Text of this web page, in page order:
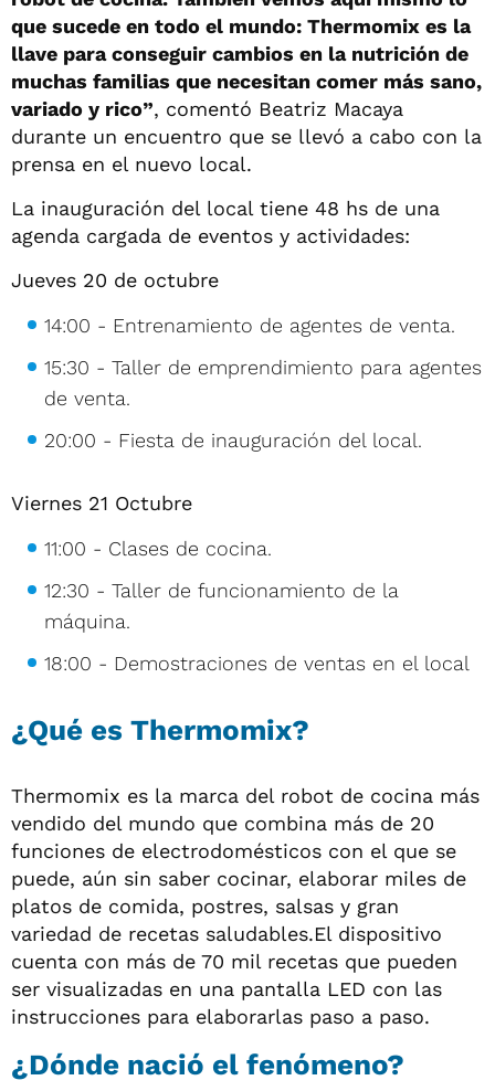
que sucede en todo el mundo: Thermomix es la
llave para conseguir cambios en la nutrición de
muchas familias que necesitan comer más sano,
variado y rico”, comentó Beatriz Macaya
durante un encuentro que se llevó a cabo con la
prensa en el nuevo local.
La inauguración del local tiene 48 hs de una
agenda cargada de eventos y actividades:
Jueves 20 de octubre
14:00 - Entrenamiento de agentes de venta.
15:30 - Taller de emprendimiento para agentes
de venta.
20:00 - Fiesta de inauguración del local.
Viernes 21 Octubre
11:00 - Clases de cocina.
12:30 - Taller de funcionamiento de la
máquina.
18:00 - Demostraciones de ventas en el local
¿Qué es Thermomix?
Thermomix es la marca del robot de cocina más
vendido del mundo que combina más de 20
funciones de electrodomésticos con el que se
puede, aún sin saber cocinar, elaborar miles de
platos de comida, postres, salsas y gran
variedad de recetas saludables.El dispositivo
cuenta con más de 70 mil recetas que pueden
ser visualizadas en una pantalla LED con las
instrucciones para elaborarlas paso a paso.
¿Dónde nació el fenómeno?